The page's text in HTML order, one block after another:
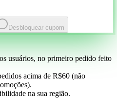
Desbloquear cupom
usuários, no primeiro pedido feito
acima de R$60 (não
na sua região.